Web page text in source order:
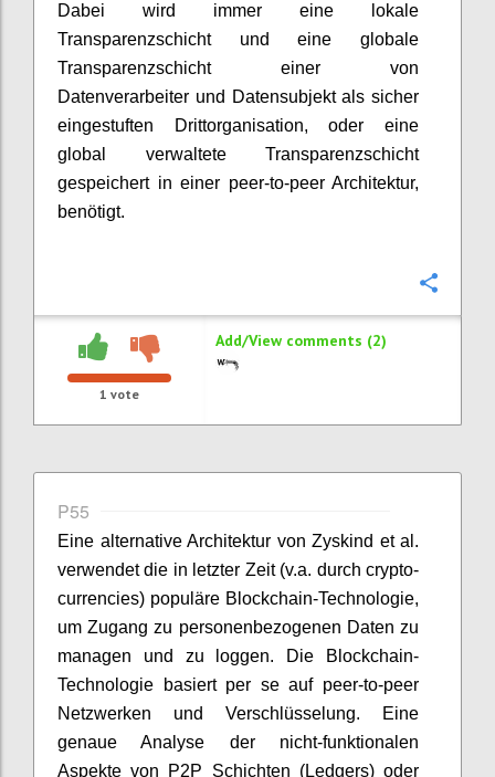
Dabei wird immer eine lokale
Transparenzschicht und eine globale
Transparenzschicht einer von
Datenverarbeiter und Datensubjekt als sicher
eingestuften Drittorganisation, oder eine
global verwaltete Transparenzschicht
gespeichert in einer peer-to-peer Architektur,
benötigt.
1 vote
Add/View comments (2)
P55
Eine alternative Architektur von Zyskind et al.
verwendet die in letzter Zeit (v.a. durch crypto-
currencies) populäre Blockchain-Technologie,
um Zugang zu personenbezogenen Daten zu
managen und zu loggen. Die Blockchain-
Technologie basiert per se auf peer-to-peer
Netzwerken und Verschlüsselung. Eine
genaue Analyse der nicht-funktionalen
Aspekte von P2P Schichten (Ledgers) oder